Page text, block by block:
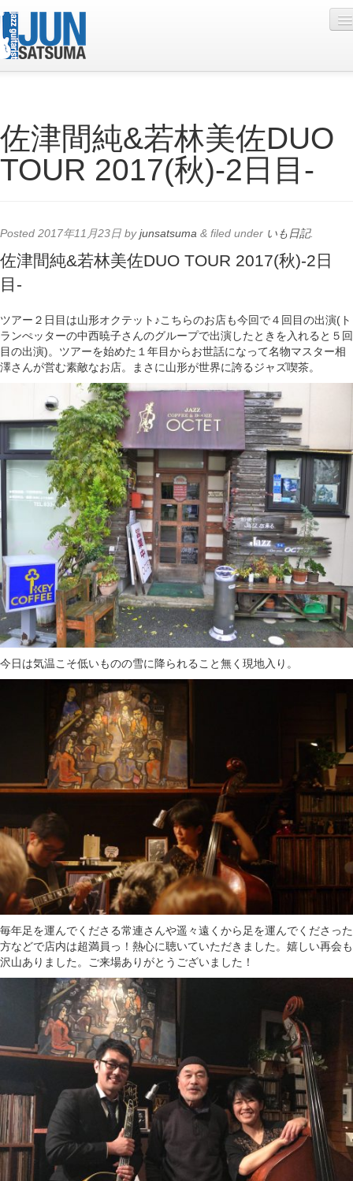
Live Schedule
Discography
Contact
YouTube
Online Lesson
佐津間純&若林美佐DUO
TOUR 2017(秋)-2日目-
Posted 2017年11月23日 byjunsatsuma & filed under いも日記.
佐津間純&若林美佐DUO TOUR 2017(秋)-2日
目-
ツアー２日目は山形オクテット♪こちらのお店も今回で４回目の出演(ト
ランぺッターの中西暁子さんのグループで出演したときを入れると５回
目の出演)。ツアーを始めた１年目からお世話になって名物マスター相
澤さんが営む素敵なお店。まさに山形が世界に誇るジャズ喫茶。
今日は気温こそ低いものの雪に降られること無く現地入り。
毎年足を運んでくださる常連さんや遥々遠くから足を運んでくださった
方などで店内は超満員っ！熱心に聴いていただきました。嬉しい再会も
沢山ありました。ご来場ありがとうございました！